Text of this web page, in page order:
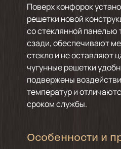
Поверх конфорок
решетки новой
со стеклянной панелью
сзади, обеспечивают
стекло и не оставляют
чугунные решетки
подвержены
температур и
сроком службы.
Особенности и